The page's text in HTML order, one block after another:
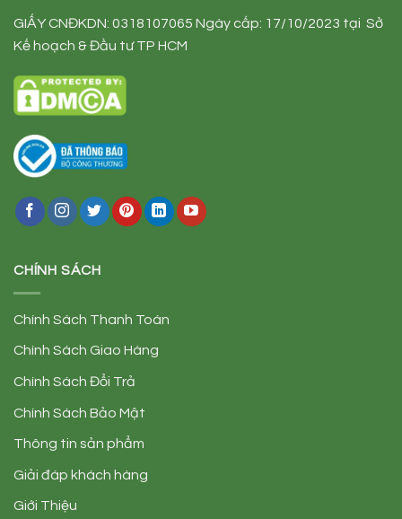
GIẤY CNĐKDN: 0318107065 Ngày cấp: 17/10/2023 tại Sở
Kế hoạch & Đầu tư TP HCM
CHÍNH SÁCH
Chính Sách Thanh Toán
Chính Sách Giao Hàng
Chính Sách Đổi Trả
Chính Sách Bảo Mật
Thông tin sản phẩm
Giải đáp khách hàng
Giới Thiệu